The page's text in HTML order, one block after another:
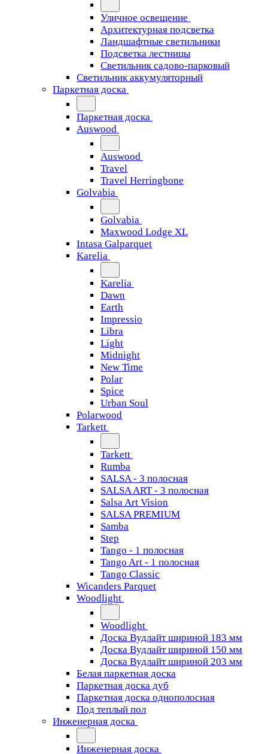
Уличное освещение
Архитектурная подсветка
Ландшафтные светильники
Подсветка лестницы
Светильник садово-парковый
Светильник аккумуляторный
Паркетная доска
Паркетная доска
Auswood
Auswood
Travel
Travel Herringbone
Golvabia
Golvabia
Maxwood Lodge XL
Intasa Galparquet
Karelia
Karelia
Dawn
Earth
Impressio
Libra
Light
Midnight
New Time
Polar
Spice
Urban Soul
Polarwood
Tarkett
Tarkett
Rumba
SALSA - 3 полосная
SALSA ART - 3 полосная
Salsa Art Vision
SALSA PREMIUM
Samba
Step
Tango - 1 полосная
Tango Art - 1 полосная
Tango Classiс
Wicanders Parquet
Woodlight
Woodlight
Доска Вудлайт шириной 183 мм
Доска Вудлайт шириной 150 мм
Доска Вудлайт шириной 203 мм
Белая паркетная доска
Паркетная доска дуб
Паркетная доска однополосная
Под теплый пол
Инженерная доска
Инженерная доска